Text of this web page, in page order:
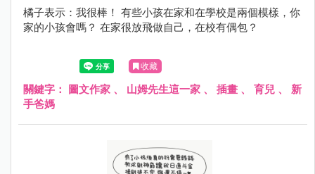
橘子表示：我很棒！ 有些小孩在家和在學校是兩個模樣，你
家的小孩會嗎？ 在家很放飛做自己，在校有偶包？
收藏
關鍵字： 圖文作家 、 山姆先生這一家 、 插畫 、 育兒 、 新
手爸媽